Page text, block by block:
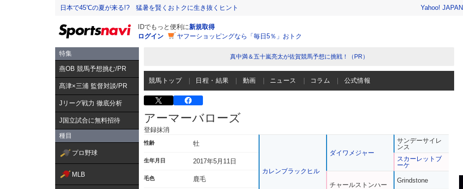
日本で45℃の夏が来る!? 猛暑を賢くおトクに生き抜くヒント Yahoo! JAPAN
IDでもっと便利に新規取得
ログイン
ヤフーショッピングなら「毎日5％」おトク
特集
燕OB 競馬予想挑む/PR
髙津×三浦 監督対談/PR
Jリーグ戦力 徹底分析
J国立試合に無料招待
種目
プロ野球
MLB
真中満＆五十嵐亮太が佐賀競馬予想に挑戦！（PR）
競馬トップ 日程・結果 動画 ニュース コラム 公式情報
アーマーバローズ
登録抹消
性齢 牡
生年月日 2017年5月11日
毛色 鹿毛
カレンブラックヒル
ダイワメジャー
チャールストンハー
サンデーサイレ
ンス
スカーレットブ
ーケ
Grindstone